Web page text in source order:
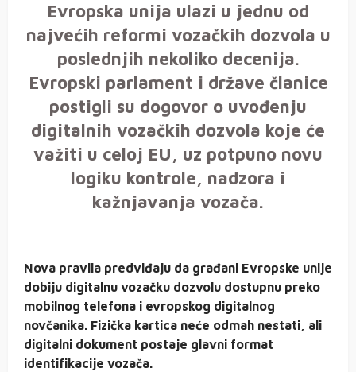
Evropska unija ulazi u jednu od
najvećih reformi vozačkih dozvola u
poslednjih nekoliko decenija.
Evropski parlament i države članice
postigli su dogovor o uvođenju
digitalnih vozačkih dozvola koje će
važiti u celoj EU, uz potpuno novu
logiku kontrole, nadzora i
kažnjavanja vozača.
Nova pravila predviđaju da građani Evropske unije
dobiju digitalnu vozačku dozvolu dostupnu preko
mobilnog telefona i evropskog digitalnog
novčanika. Fizička kartica neće odmah nestati, ali
digitalni dokument postaje glavni format
identifikacije vozača.